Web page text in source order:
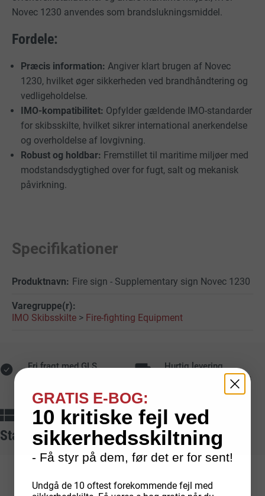
Novec 1230 anvendes som brandslukningsmiddel.
Fordele:
Præcis information: Angiver klart brugen af Novec
1230, hvilket øger sikkerheden ved brandhåndtering og
vedligeholdelse.
IMO-kompatibilitet: Opfylder gældende IMO-standarder
for skibsskilte, hvilket sikrer international anerkendelse
og overholdelse af lovgivning.
Robust og holdbar: Fremstillet til maritime miljøer med
modstandsdygtighed over for fugt, salt og mekanisk
påvirkning.
Specifikationer
Fire sign - Supplementary sign Novec 1230
IMO Skibsskilte > Fire-fighting Equipment
Fri fragt med GLS Hurtig levering
Lagerførte varer leveres
typisk på 1-2 hverdage
Dansk produktion
Egenproduceredeskiltefra
dansk fabrik
Sikker betaling
Med kort, mobilepay,
faktura og EAN
Standarder vi arbejder ud fra
GRATIS E-BOG:
10 kritiske fejl ved
sikkerhedsskiltning
- Få styr på dem, før det er for sent!
Undgå de 10 oftest forekommende fejl med